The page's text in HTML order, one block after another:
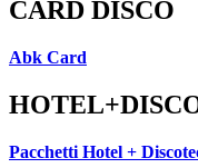
CARD DISCO
Abk Card
Pacchetti Hotel +